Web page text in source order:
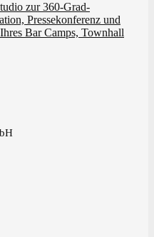
zur 360-Grad-
Pressekonferenz und
Bar Camps, Townhall